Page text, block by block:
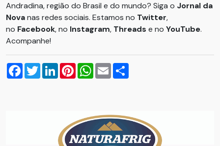
Andradina, região do Brasil e do mundo? Siga o Jornal da
Novanas redes sociais. Estamos no Twitter,
no Facebook, no Instagram, Threads e no YouTube.
Acompanhe!
Facebook
TwitterLinkedInPinterestWhatsApp
Email